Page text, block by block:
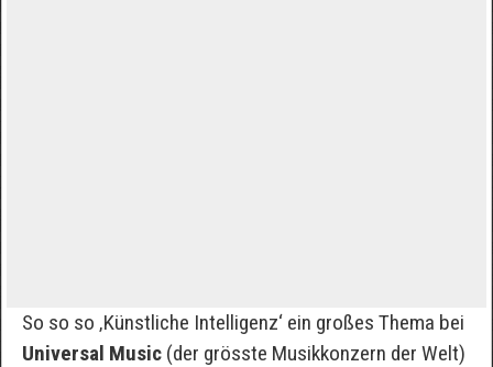
So so so ‚Künstliche Intelligenz‘ ein großes Thema bei
Universal Music(der grösste Musikkonzern der Welt)